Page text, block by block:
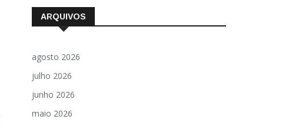
ARQUIVOS
agosto 2026
julho 2026
junho 2026
maio 2026